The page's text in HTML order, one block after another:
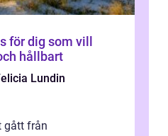
för dig som vill
hållbart
Lundin
gått från